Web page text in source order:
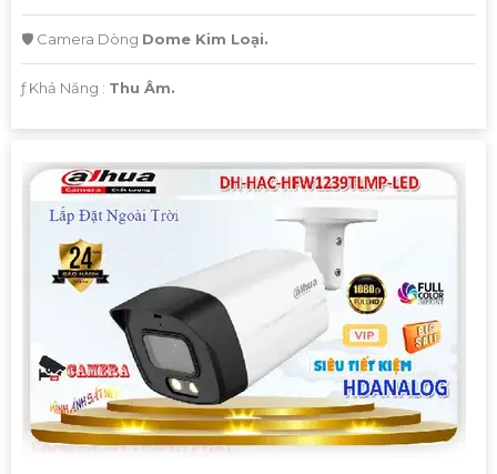
🛡 Camera Dòng Dome Kim Loại.
️ƒ Khả Năng : Thu Âm.